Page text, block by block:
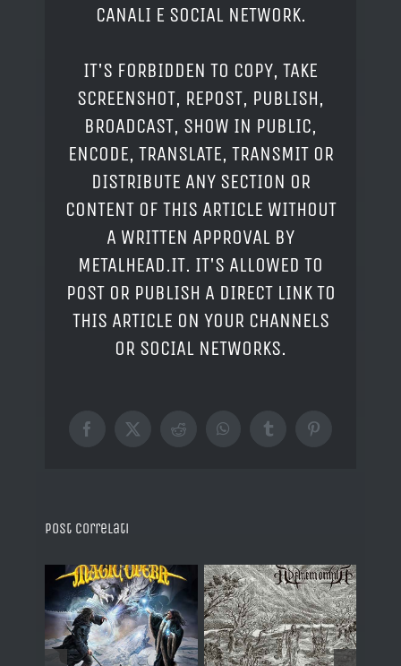
CANALI E SOCIAL NETWORK.
IT'S FORBIDDEN TO COPY, TAKE
SCREENSHOT, REPOST, PUBLISH,
BROADCAST, SHOW IN PUBLIC,
ENCODE, TRANSLATE, TRANSMIT OR
DISTRIBUTE ANY SECTION OR
CONTENT OF THIS ARTICLE WITHOUT
A WRITTEN APPROVAL BY
METALHEAD.IT. IT'S ALLOWED TO
POST OR PUBLISH A DIRECT LINK TO
THIS ARTICLE ON YOUR CHANNELS
OR SOCIAL NETWORKS.
Facebook
X RedditWhatsAppTumblrPinterest
Post correlati